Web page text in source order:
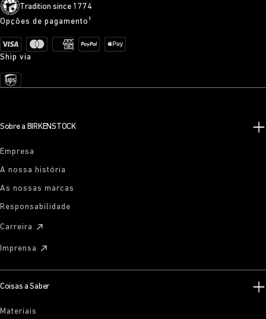
Tradition since 1774
Opções de pagamento¹
Ship via
Sobre a BIRKENSTOCK
Empresa
A nossa história
As nossas marcas
Responsabilidade
Carreira
Imprensa
Coisas a Saber
Materiais